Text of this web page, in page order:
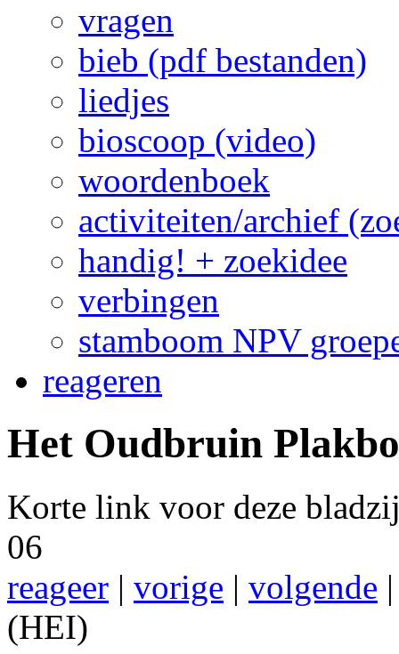
vragen
bieb (pdf bestanden)
liedjes
bioscoop (video)
woordenboek
activiteiten/archief
handig! + zoekidee
verbingen
stamboom NPV
reageren
Het Oudbruin
Korte link voor deze
06
reageer | vorige | volgende
(HEI)